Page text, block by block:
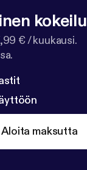
kokeilu
€ / kuukausi.
Aloita maksutta